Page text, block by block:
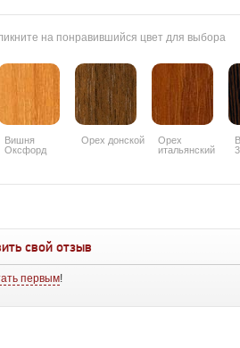
на понравившийся цвет для выбора
Вишня
Оксфорд
Орех донской
Орех
итальянский
свой отзыв
первым!